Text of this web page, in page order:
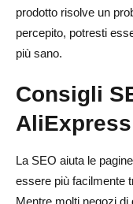
prodotto risolve un
percepito, potresti
più sano.
Consigli
La SEO aiuta le
essere più facilmente
Mentre molti negozi di